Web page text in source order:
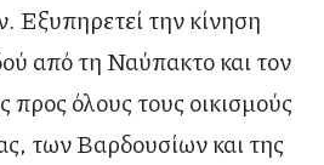
Εξυπηρετεί την κίνηση
από τη Ναύπακτο και τον
προς όλους τους οικισμούς
των Βαρδουσίων και της